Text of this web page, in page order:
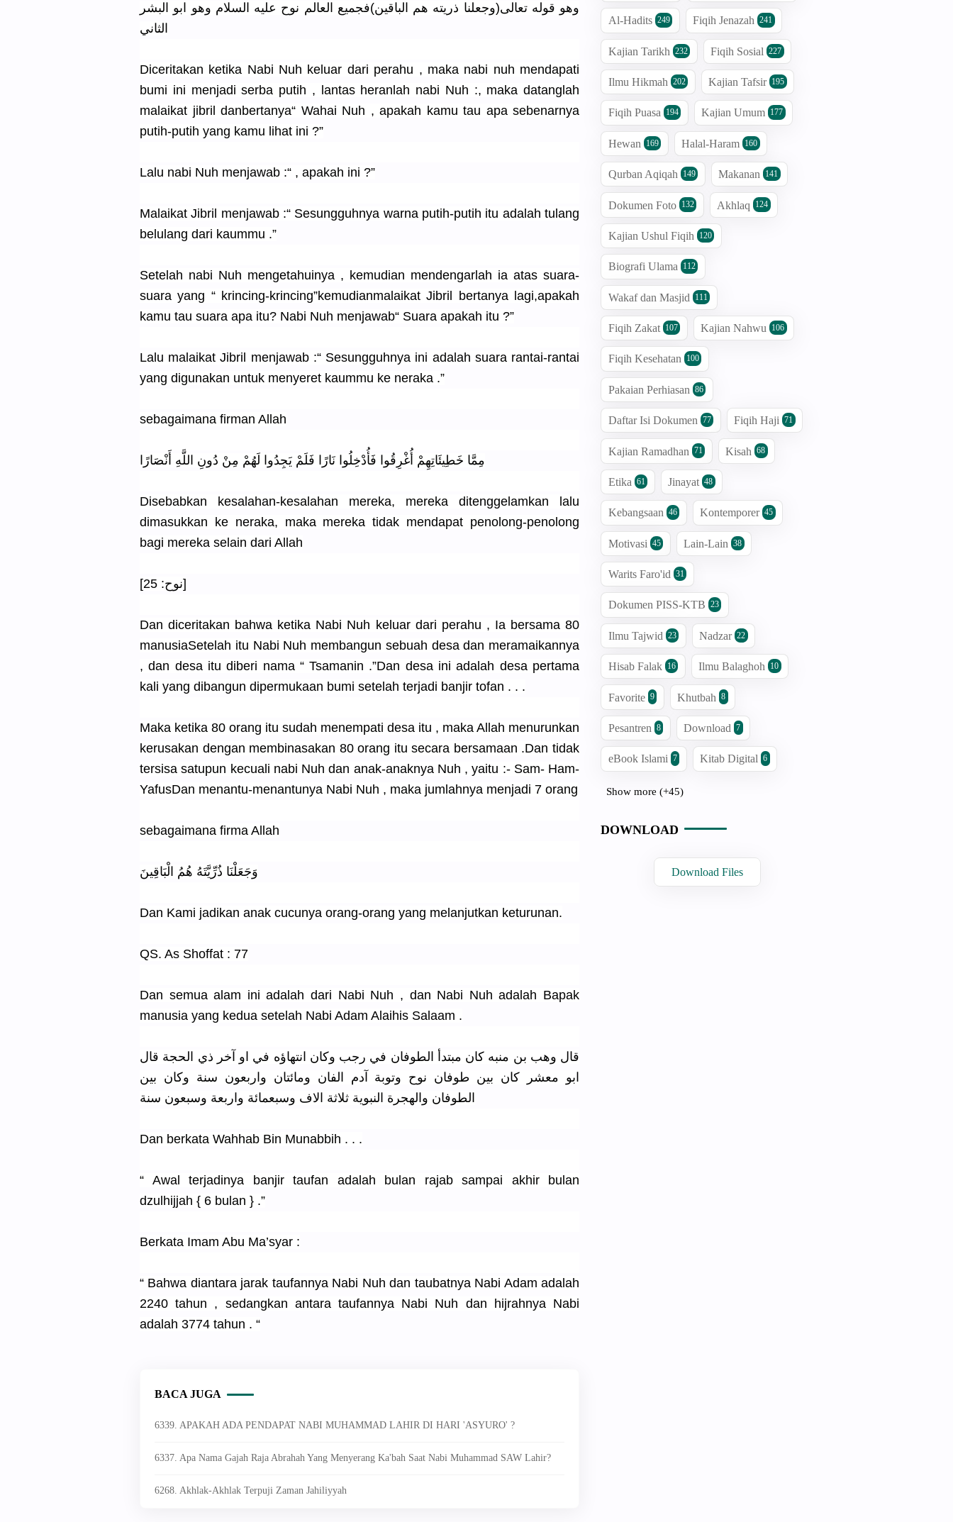
وهو قوله تعالى(وجعلنا ذريته هم الباقين)فجميع العالم نوح عليه السلام وهو ابو البشر
الثاني
Diceritakan ketika Nabi Nuh keluar dari perahu , maka nabi nuh mendapati
bumi ini menjadi serba putih , lantas heranlah nabi Nuh :, maka datanglah
malaikat jibril danbertanya“ Wahai Nuh , apakah kamu tau apa sebenarnya
putih-putih yang kamu lihat ini ?”
Lalu nabi Nuh menjawab :“ , apakah ini ?”
Malaikat Jibril menjawab :“ Sesungguhnya warna putih-putih itu adalah tulang
belulang dari kaummu .”
Setelah nabi Nuh mengetahuinya , kemudian mendengarlah ia atas suara-
suara yang “ krincing-krincing”kemudianmalaikat Jibril bertanya lagi,apakah
kamu tau suara apa itu? Nabi Nuh menjawab“ Suara apakah itu ?”
Lalu malaikat Jibril menjawab :“ Sesungguhnya ini adalah suara rantai-rantai
yang digunakan untuk menyeret kaummu ke neraka .”
sebagaimana firman Allah
مِمَّا خَطِيئَاتِهِمْ أُغْرِقُوا فَأُدْخِلُوا نَارًا فَلَمْ يَجِدُوا لَهُمْ مِنْ دُونِ اللَّهِ أَنْصَارًا
Disebabkan kesalahan-kesalahan mereka, mereka ditenggelamkan lalu
dimasukkan ke neraka, maka mereka tidak mendapat penolong-penolong
bagi mereka selain dari Allah
[نوح: 25]
Dan diceritakan bahwa ketika Nabi Nuh keluar dari perahu , Ia bersama 80
manusiaSetelah itu Nabi Nuh membangun sebuah desa dan meramaikannya
, dan desa itu diberi nama “ Tsamanin .”Dan desa ini adalah desa pertama
kali yang dibangun dipermukaan bumi setelah terjadi banjir tofan . . .
Maka ketika 80 orang itu sudah menempati desa itu , maka Allah menurunkan
kerusakan dengan membinasakan 80 orang itu secara bersamaan .Dan tidak
tersisa satupun kecuali nabi Nuh dan anak-anaknya Nuh , yaitu :- Sam- Ham-
YafusDan menantu-menantunya Nabi Nuh , maka jumlahnya menjadi 7 orang
sebagaimana firma Allah
وَجَعَلْنَا ذُرِّيَّتَهُ هُمُ الْبَاقِينَ
Dan Kami jadikan anak cucunya orang-orang yang melanjutkan keturunan.
QS. As Shoffat : 77
Dan semua alam ini adalah dari Nabi Nuh , dan Nabi Nuh adalah Bapak
manusia yang kedua setelah Nabi Adam Alaihis Salaam .
قال وهب بن منبه كان مبتدأ الطوفان في رجب وكان انتهاؤه في او آخر ذي الحجة قال
ابو معشر كان بين طوفان نوح وتوبة آدم الفان ومائتان واربعون سنة وكان بين
الطوفان والهجرة النبوية ثلاثة الاف وسبعمائة واربعة وسبعون سنة
Dan berkata Wahhab Bin Munabbih . . .
“ Awal terjadinya banjir taufan adalah bulan rajab sampai akhir bulan
dzulhijjah { 6 bulan } .”
Berkata Imam Abu Ma’syar :
“ Bahwa diantara jarak taufannya Nabi Nuh dan taubatnya Nabi Adam adalah
2240 tahun , sedangkan antara taufannya Nabi Nuh dan hijrahnya Nabi
adalah 3774 tahun . “
BACA JUGA
6339. APAKAH ADA PENDAPAT NABI MUHAMMAD LAHIR DI HARI 'ASYURO' ?
6337. Apa Nama Gajah Raja Abrahah Yang Menyerang Ka'bah Saat Nabi Muhammad SAW Lahir?
6268. Akhlak-Akhlak Terpuji Zaman Jahiliyyah
Al-Hadits 249 Fiqih Jenazah 241
Kajian Tarikh 232 Fiqih Sosial 227
Ilmu Hikmah 202 Kajian Tafsir 195
Fiqih Puasa 194 Kajian Umum 177
Hewan 169 Halal-Haram 160
Qurban Aqiqah 149 Makanan 141
Dokumen Foto 132 Akhlaq 124
Kajian Ushul Fiqih 120
Biografi Ulama 112
Wakaf dan Masjid 111
Fiqih Zakat 107 Kajian Nahwu 106
Fiqih Kesehatan 100
Pakaian Perhiasan 86
Daftar Isi Dokumen 77 Fiqih Haji 71
Kajian Ramadhan 71 Kisah 68
Etika 61 Jinayat 48
Kebangsaan 46 Kontemporer 45
Motivasi 45 Lain-Lain 38
Warits Faro'id 31
Dokumen PISS-KTB 23
Ilmu Tajwid 23 Nadzar 22
Hisab Falak 16 Ilmu Balaghoh 10
Favorite 9 Khutbah 8
Pesantren 8 Download 7
eBook Islami 7 Kitab Digital 6
Show more (+45)
DOWNLOAD
Download Files